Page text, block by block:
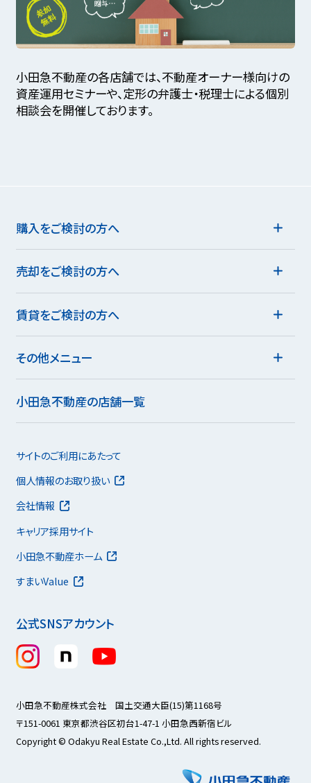
小田急不動産の各店舗では、不動産オーナー様向けの
資産運用セミナーや、定形の弁護士・税理士による個別
相談会を開催しております。
購入をご検討の方へ
売却をご検討の方へ
賃貸をご検討の方へ
その他メニュー
小田急不動産の店舗一覧
公式SNSアカウント
サイトのご利用にあたって
個人情報のお取り扱い
会社情報
キャリア採用サイト
小田急不動産ホーム
すまいValue
小田急不動産株式会社 国土交通大臣(15)第1168号
〒151-0061 東京都渋谷区初台1-47-1 小田急西新宿ビル
Copyright © Odakyu Real Estate Co.,Ltd. All rights reserved.